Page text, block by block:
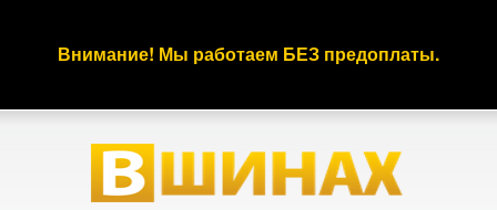
Внимание! Мы работаем БЕЗ предоплаты.